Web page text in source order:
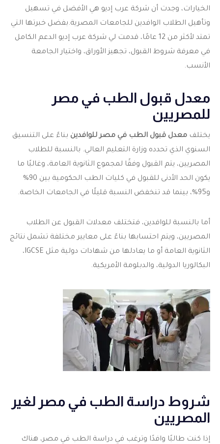
الخيارات، وجدت أن شركة عرب إديو هي الأفضل في تسهيل
وتأهيل الطلاب الوافدين للجامعات المصرية.بفضل خبرتها التي
تمتد لأكثر من 12 عامًا، قدمت لي شركة عرب إديو الدعم الكامل
في معرفة شروط القبول، تجهيز الأوراق، واختيار الجامعة
الأنسب.
معدل قبول الطب في مصر
للمصريين
يختلف معدل قبول الطب في مصر للوافدين بناءً على التنسيق
السنوي الذي تحدده وزارة التعليم العالي. بالنسبة للطلاب
المصريين، يتم القبول وفقًا لمجموع الثانوية العامة، وغالبًا ما
يكون الحد الأدنى للقبول في كليات الطب الحكومية بين 90%
و95%، بينما قد تنخفض النسبة قليلًا في الجامعات الخاصة.
أما بالنسبة للوافدين، فتختلف معدلات القبول عن الطلاب
المصريين، ويتم احتسابها بناءً على معايير مختلفة تشمل نتائج
الثانوية العامة أو ما يعادلها من شهادات دولية مثل IGCSE،
البكالوريا الدولية، والدبلومة الأمريكية.
شروط دراسة الطب في مصر لغير
المصريين
إذا كنت طالبًا وافدًا وترغب في دراسة الطب في مصر، هناك